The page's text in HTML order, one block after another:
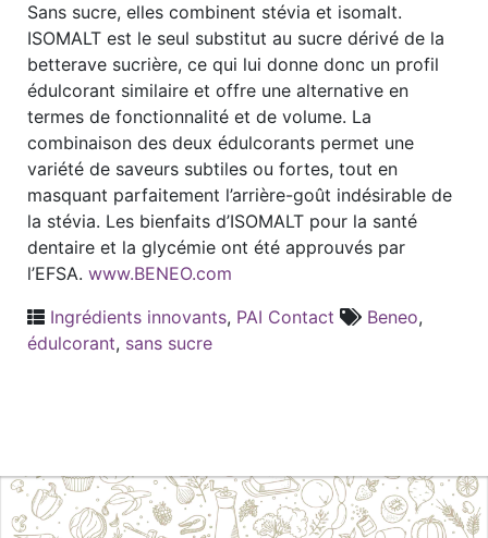
Sans sucre, elles combinent stévia et isomalt.
ISOMALT est le seul substitut au sucre dérivé de la
betterave sucrière, ce qui lui donne donc un profil
édulcorant similaire et offre une alternative en
termes de fonctionnalité et de volume. La
combinaison des deux édulcorants permet une
variété de saveurs subtiles ou fortes, tout en
masquant parfaitement l’arrière-goût indésirable de
la stévia. Les bienfaits d’ISOMALT pour la santé
dentaire et la glycémie ont été approuvés par
l’EFSA. www.BENEO.com
Ingrédients innovants, PAI Contact Beneo,
édulcorant, sans sucre